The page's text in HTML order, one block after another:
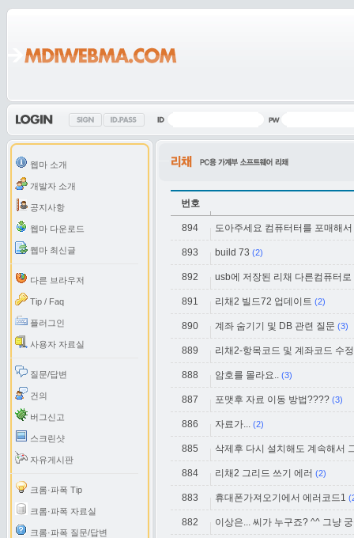
웹마 소개
개발자 소개
공지사항
웹마 다운로드
웹마 최신글
다른 브라우저
Tip / Faq
플러그인
사용자 자료실
질문/답변
건의
버그신고
스크린샷
자유게시판
크롬·파폭 Tip
크롬·파폭 자료실
크롬·파폭 질문/답변
번호
894 도아주세요 컴퓨터터를 포매해
893 build 73 (2)
892 usb에 저장된 리채 다른컴퓨터
891 리채2 빌드72 업데이트 (2)
890 계좌 숨기기 및 DB 관련 질문 (3)
889 리채2-항목코드 및 계좌코드 수
888 암호를 몰라요.. (3)
887 포맷후 자료 이동 방법???? (3)
886 자료가... (2)
885 삭제후 다시 설치해도 계속해서
884 리채2 그리드 쓰기 에러 (2)
883 휴대폰가져오기에서 에러코드1
882 이상은... 씨가 누구죠? ^^ 그냥